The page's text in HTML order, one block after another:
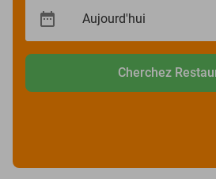
Cherchez